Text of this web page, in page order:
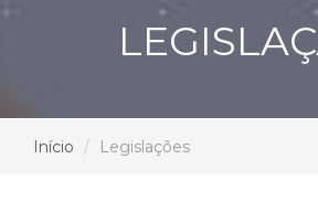
Início Legislações